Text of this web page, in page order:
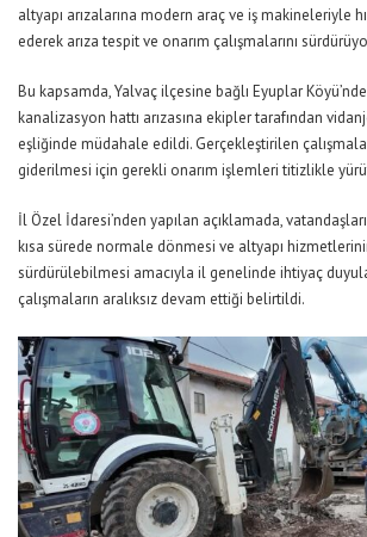
altyapı arızalarına modern araç ve iş makineleriyle
ederek arıza tespit ve onarım çalışmalarını
Bu kapsamda, Yalvaç ilçesine bağlı Eyuplar
kanalizasyon hattı arızasına ekipler tarafından
eşliğinde müdahale edildi. Gerçekleştirilen
giderilmesi için gerekli onarım işlemleri titizlikle
İl Özel İdaresi’nden yapılan açıklamada,
kısa sürede normale dönmesi ve altyapı
sürdürülebilmesi amacıyla il genelinde ihtiyaç
çalışmaların aralıksız devam ettiği belirtildi.